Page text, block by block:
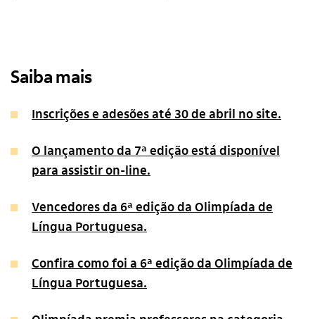
Saiba mais
Inscrições e adesões até 30 de abril no site.
O lançamento da 7ª edição está disponível
para assistir on-line.
Vencedores da 6ª edição da Olimpíada de
Língua Portuguesa.
Confira como foi a 6ª edição da Olimpíada de
Língua Portuguesa.